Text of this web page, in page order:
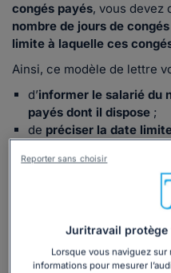
congés payés, vous devez
nombre de jours de
limite à laquelle ces
Ainsi, ce modèle de lettre
d’informer le salarié du
payés dont il dispose ;
de préciser la date
depersonnaliser
modèle de lettre
payés après un arrêt de
respecter cette obligation
Juritravail protège
Lorsque vous naviguez
informations pour mesurer
Reporter sans choisir